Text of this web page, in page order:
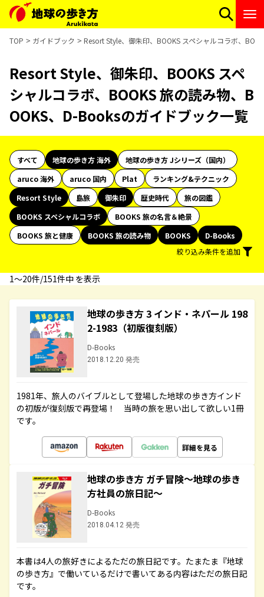
TOP ガイドブック Resort Style、御朱印、BOOKS スペシャルコラボ、
Resort Style、御朱印、BOOKS スペ
シャルコラボ、BOOKS 旅の読み物、B
OOKS、D-Booksのガイドブック一覧
すべて 地球の歩き方 海外
地球の歩き方 Jシリーズ（国内）
aruco 海外
aruco 国内 Plat
ランキング&テクニック
Resort Style
島旅 御朱印 歴史時代
旅の図鑑
BOOKS スペシャルコラボ
BOOKS 旅の名言＆絶景
BOOKS 旅と健康
BOOKS 旅の読み物 BOOKS
D-Books
絞り込み条件を追加
1〜20件/151件中 を表示
地球の歩き方 3 インド・ネパール 198
2-1983（初版復刻版）
D-Books
2018.12.20 発売
1981年、旅人のバイブルとして登場した地球の歩き方インド
の初版が復刻版で再登場！ 当時の旅を思い出して欲しい1冊
です。
詳細を見る
地球の歩き方 ガチ冒険～地球の歩き
方社員の旅日記～
D-Books
2018.04.12 発売
本書は4人の旅好きによるただの旅日記です。たまたま『地球
の歩き方』で働いているだけで書いてある内容はただの旅日記
です。